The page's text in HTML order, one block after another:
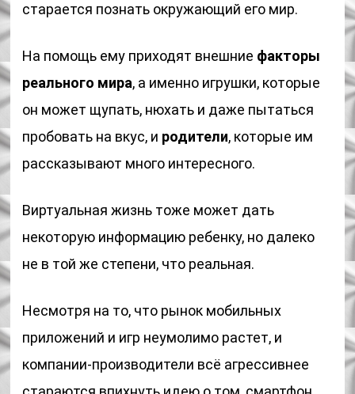
старается познать окружающий его мир.
На помощь ему приходят внешние факторы
реального мира, а именно игрушки, которые
он может щупать, нюхать и даже пытаться
пробовать на вкус, и родители, которые им
рассказывают много интересного.
Виртуальная жизнь тоже может дать
некоторую информацию ребенку, но далеко
не в той же степени, что реальная.
Несмотря на то, что рынок мобильных
приложений и игр неумолимо растет, и
компании-производители всё агрессивнее